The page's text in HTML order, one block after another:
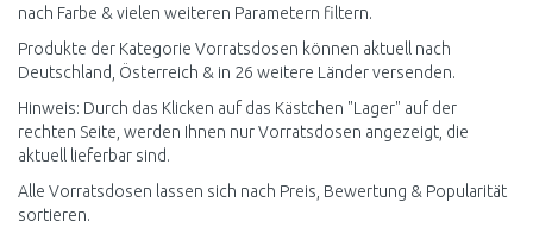
nach Farbe & vielen weiteren Parametern filtern.
Produkte der Kategorie Vorratsdosen können aktuell nach
Deutschland, Österreich & in 26 weitere Länder versenden.
Hinweis: Durch das Klicken auf das Kästchen "Lager" auf der
rechten Seite, werden Ihnen nur Vorratsdosen angezeigt, die
aktuell lieferbar sind.
Alle Vorratsdosen lassen sich nach Preis, Bewertung & Popularität
sortieren.